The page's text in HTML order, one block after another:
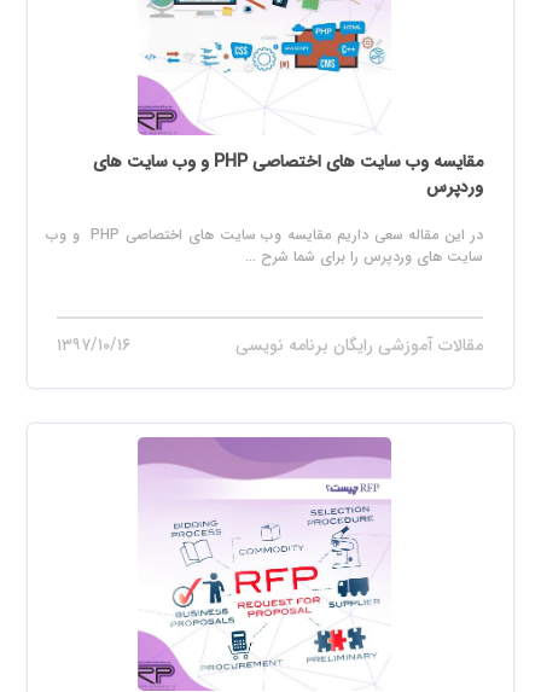
مقایسه وب سایت های اختصاصی PHP و وب سایت های
وردپرس
در این مقاله سعی داریم مقایسه وب سایت های اختصاصی PHP و وب
سایت های وردپرس را برای شما شرح ...
مقالات آموزشی رایگان برنامه نویسی ۱۳۹۷/۱۰/۱۶